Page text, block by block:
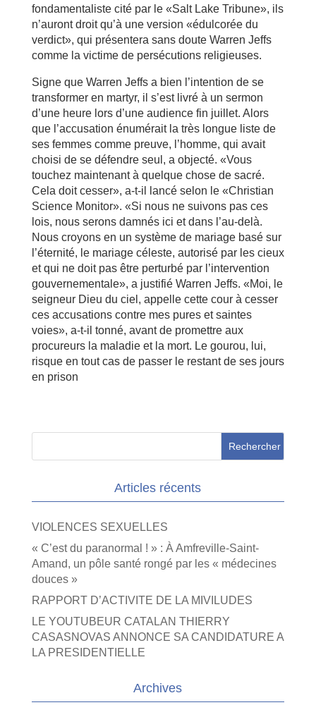
fondamentaliste cité par le «Salt Lake Tribune», ils
n’auront droit qu’à une version «édulcorée du
verdict», qui présentera sans doute Warren Jeffs
comme la victime de persécutions religieuses.
Signe que Warren Jeffs a bien l’intention de se
transformer en martyr, il s’est livré à un sermon
d’une heure lors d’une audience fin juillet. Alors
que l’accusation énumérait la très longue liste de
ses femmes comme preuve, l’homme, qui avait
choisi de se défendre seul, a objecté. «Vous
touchez maintenant à quelque chose de sacré.
Cela doit cesser», a-t-il lancé selon le «Christian
Science Monitor». «Si nous ne suivons pas ces
lois, nous serons damnés ici et dans l’au-delà.
Nous croyons en un système de mariage basé sur
l’éternité, le mariage céleste, autorisé par les cieux
et qui ne doit pas être perturbé par l’intervention
gouvernementale», a justifié Warren Jeffs. «Moi, le
seigneur Dieu du ciel, appelle cette cour à cesser
ces accusations contre mes pures et saintes
voies», a-t-il tonné, avant de promettre aux
procureurs la maladie et la mort. Le gourou, lui,
risque en tout cas de passer le restant de ses jours
en prison
Articles récents
VIOLENCES SEXUELLES
« C’est du paranormal ! » : À Amfreville-Saint-
Amand, un pôle santé rongé par les « médecines
douces »
RAPPORT D’ACTIVITE DE LA MIVILUDES
LE YOUTUBEUR CATALAN THIERRY
CASASNOVAS ANNONCE SA CANDIDATURE A
LA PRESIDENTIELLE
Archives